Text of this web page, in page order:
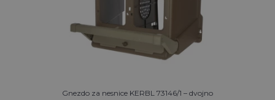
Gnezdo za nesnice KERBL 73146/1 – dvojno